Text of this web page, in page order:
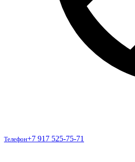
Телефон
Телефон+7 917 525-75-71